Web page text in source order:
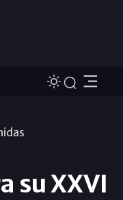
su XXVI